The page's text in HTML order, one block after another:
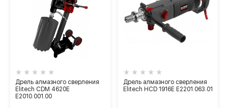
Дрель алмазного сверления
Elitech CDM 4620E
E2010.001.00
Дрель алмазного сверления
Elitech HCD 1916E E2201.063.01